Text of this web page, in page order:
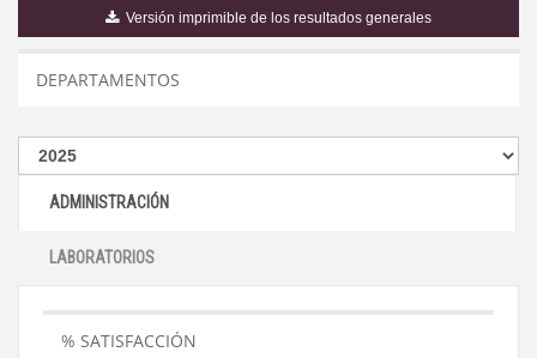
Versión imprimible de los resultados generales
DEPARTAMENTOS
ADMINISTRACIÓN
LABORATORIOS
% SATISFACCIÓN